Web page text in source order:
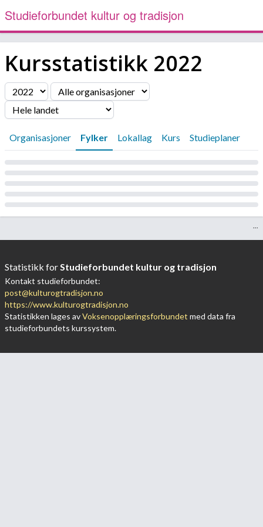
Studieforbundet kultur og tradisjon
Kursstatistikk 2022
Filter
Organisasjoner Fylker Lokallag Kurs Studieplaner
...
Statistikk forStudieforbundet kultur og tradisjon
Kontakt studieforbundet:
post@kulturogtradisjon.no
https://www.kulturogtradisjon.no
Statistikken lages avVoksenopplæringsforbundet med data fra
studieforbundets kurssystem.